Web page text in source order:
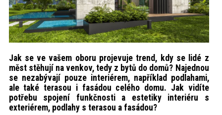
Jak se ve vašem oboru projevuje trend, kdy se lidé z
měst stěhují na venkov, tedy z bytů do domů? Najednou
se nezabývají pouze interiérem, například podlahami,
ale také terasou i fasádou celého domu. Jak vidíte
potřebu spojení funkčnosti a estetiky interiéru s
exteriérem, podlahy s terasou a fasádou?